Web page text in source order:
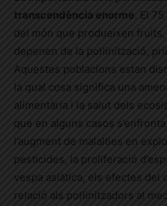
transcendència enorme. El
del món que produeixen
depenen de la pol·linització,
Aquestes poblacions estan
la qual cosa significa una
alimentària i la salut dels
que en alguns casos
l’augment de malalties en
pesticides, la proliferació
vespa asiàtica, els efectes del
relació als pol·linitzadors al